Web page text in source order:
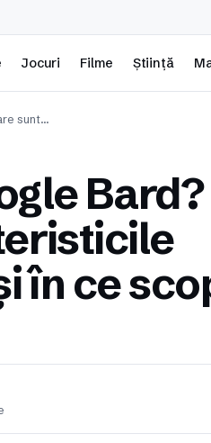
Jocuri Filme Știință
sunt…
în ce